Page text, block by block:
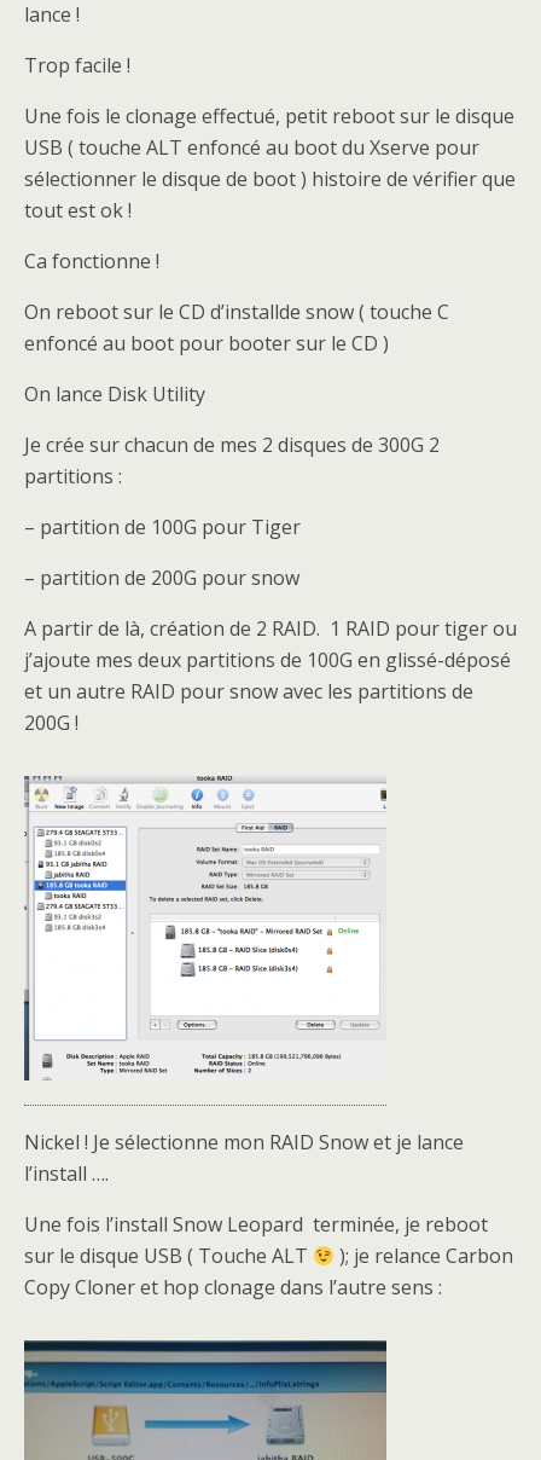
lance !
Trop facile !
Une fois le clonage effectué, petit reboot sur le disque
USB ( touche ALT enfoncé au boot du Xserve pour
sélectionner le disque de boot ) histoire de vérifier que
tout est ok !
Ca fonctionne !
On reboot sur le CD d’installde snow ( touche C
enfoncé au boot pour booter sur le CD )
On lance Disk Utility
Je crée sur chacun de mes 2 disques de 300G 2
partitions :
– partition de 100G pour Tiger
– partition de 200G pour snow
A partir de là, création de 2 RAID. 1 RAID pour tiger ou
j’ajoute mes deux partitions de 100G en glissé-déposé
et un autre RAID pour snow avec les partitions de
200G !
Nickel ! Je sélectionne mon RAID Snow et je lance
l’install ….
Une fois l’install Snow Leopard terminée, je reboot
sur le disque USB ( Touche ALT
); je relance Carbon
Copy Cloner et hop clonage dans l’autre sens :